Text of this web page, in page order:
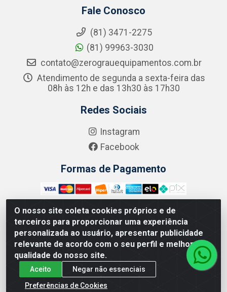
O nosso site coleta cookies próprios e de
terceiros para proporcionar uma experiência
personalizada ao usuário, apresentar publicidade
relevante de acordo com o seu perfil e melhorar a
qualidade do nosso site.
Aceito
Negar não essenciais
Preferências de Cookies
Fale Conosco
(81) 3471-2275
(81) 99963-3030
contato@zerograuequipamentos.com.br
Atendimento de segunda a sexta-feira das
08h às 12h e das 13h30 às 17h30
Redes Sociais
Instagram
Facebook
Formas de Pagamento
Zero Grau - Rua Jean Emile Favre, 746 - Ipsep,
Recife/PE - CEP 51.190-450 - CNPJ 09.132.989/0001-61